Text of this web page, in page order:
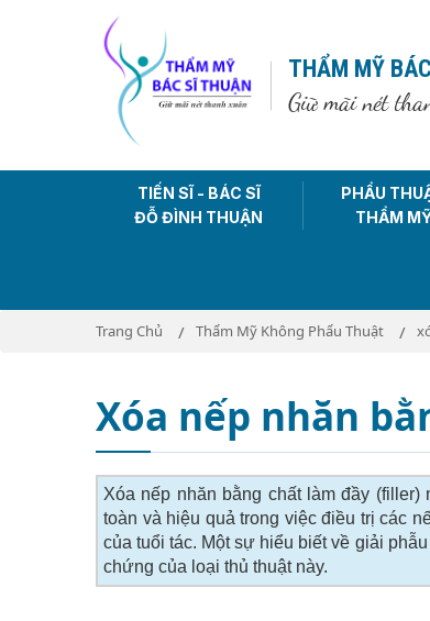
THẨM MỸ
Giữ mãi nét
TIẾN SĨ - BÁC SĨ
ĐỖ ĐÌNH THUẬN
PHẨU
THẨM
Trang Chủ Thẩm Mỹ Không Phẩu Thuật
Xóa nếp nhăn
Xóa nếp nhăn bằng chất làm đầy
toàn và hiệu quả trong việc điều trị các
của tuổi tác. Một sự hiểu biết về giải
chứng của loại thủ thuật này.